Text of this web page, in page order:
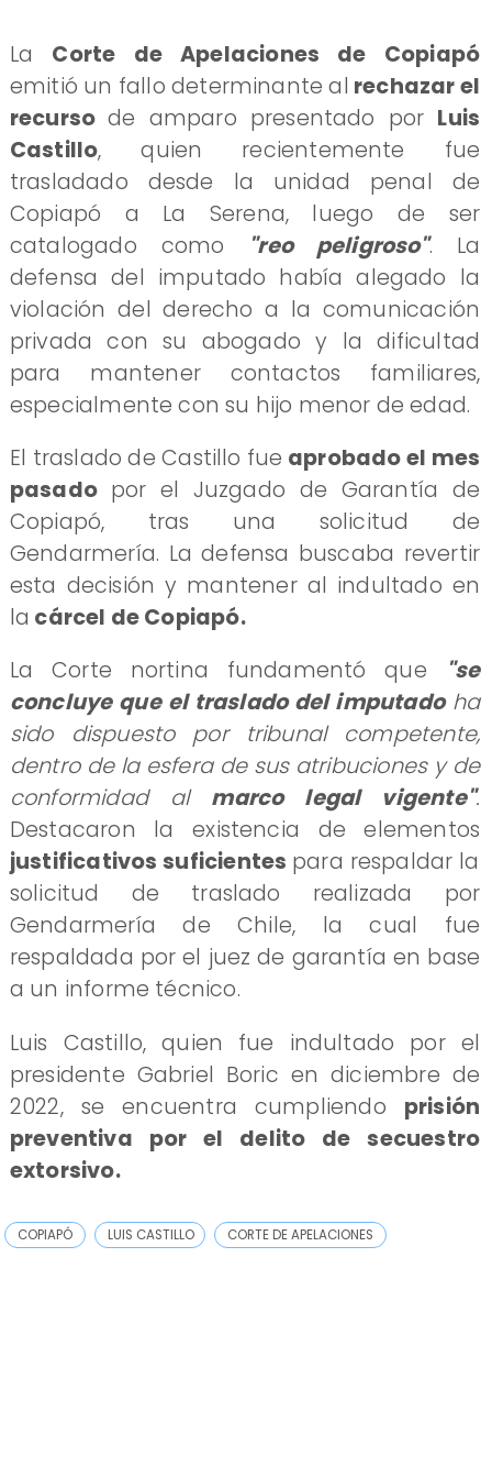
​La Corte de Apelaciones de Copiapó
emitió un fallo determinante al rechazar el
recursode amparo presentado por Luis
Castillo, quien recientemente fue
trasladado desde la unidad penal de
Copiapó a La Serena, luego de ser
catalogado como
"reo peligroso". La
defensa del imputado había alegado la
violación del derecho a la comunicación
privada con su abogado y la dificultad
para mantener contactos familiares,
especialmente con su hijo menor de edad.
​El traslado de Castillo fue aprobado el mes
pasado por el Juzgado de Garantía de
Copiapó, tras una solicitud de
Gendarmería. La defensa buscaba revertir
esta decisión y mantener al indultado en
la cárcel de Copiapó.
La Corte nortina fundamentó que
"se
concluye que el traslado del imputadoha
sido dispuesto por tribunal competente,
dentro de la esfera de sus atribuciones y de
conformidad al marco legal vigente".
Destacaron la existencia de elementos
justificativos suficientes para respaldar la
solicitud de traslado realizada por
Gendarmería de Chile, la cual fue
respaldada por el juez de garantía en base
a un informe técnico.
​Luis Castillo, quien fue indultado por el
presidente Gabriel Boric en diciembre de
2022, se encuentra cumpliendo prisión
preventiva por el delito de secuestro
extorsivo.
COPIAPÓ LUIS CASTILLO CORTE DE APELACIONES